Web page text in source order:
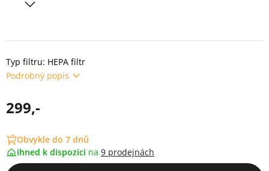
Typ filtru: HEPA filtr
Podrobný popis
299,-
Obvykle do 7 dnů
ihned k dispozici na 9 prodejnách